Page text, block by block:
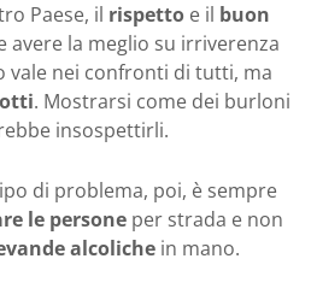
Paese, il rispetto e il buon
avere la meglio su irriverenza
vale nei confronti di tutti, ma
. Mostrarsi come dei burloni
insospettirli.
di problema, poi, è sempre
le persone per strada e non
alcoliche in mano.